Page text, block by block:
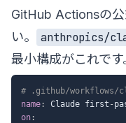
GitHub Actionsの
い。
anthropics/
最小構成がこれです
# .github/workflows/
name: Claude first -
on: